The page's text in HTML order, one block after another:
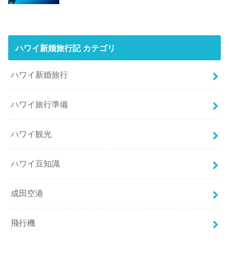
ハワイ新婚旅行記 カテゴリ
ハワイ新婚旅行
ハワイ旅行準備
ハワイ観光
ハワイ豆知識
成田空港
飛行機